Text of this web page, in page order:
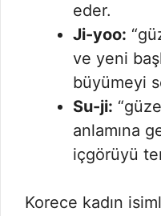
eder.
Ji-yoo:
ve yeni
büyümeyi
Su-ji:
anlamına
içgörüyü
Korece kadın